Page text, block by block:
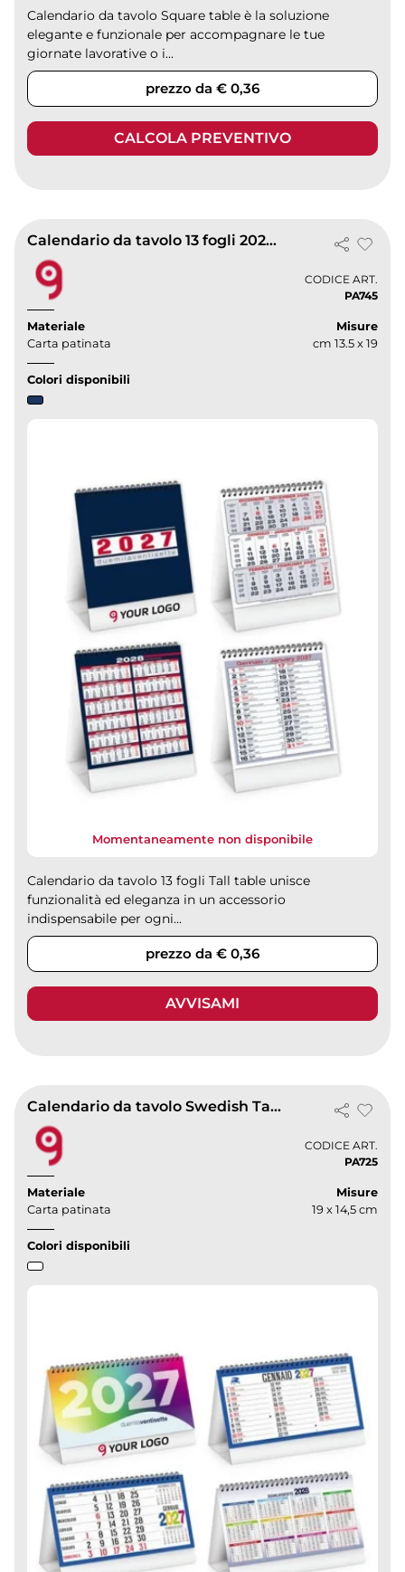
Calendario da tavolo Square table è la soluzione
elegante e funzionale per accompagnare le tue
giornate lavorative o i...
prezzo da € 0,36
CALCOLA PREVENTIVO
Calendario da tavolo 13 fogli 2027 | Tall Table cm 19x13,5
CODICE ART.
PA745
Materiale
Carta patinata
Misure
cm 13.5 x 19
Colori disponibili
Momentaneamente non disponibile
Calendario da tavolo 13 fogli Tall table unisce
funzionalità ed eleganza in un accessorio
indispensabile per ogni...
prezzo da € 0,36
AVVISAMI
Calendario da tavolo Swedish Table 2027, 13 mesi
CODICE ART.
PA725
Materiale
Carta patinata
Misure
19 x 14,5 cm
Colori disponibili